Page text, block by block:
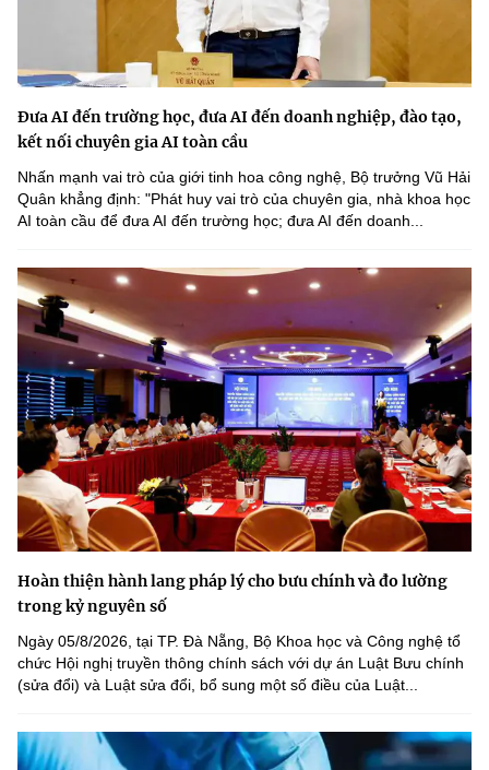
Đưa AI đến trường học, đưa AI đến doanh nghiệp, đào tạo,
kết nối chuyên gia AI toàn cầu
Nhấn mạnh vai trò của giới tinh hoa công nghệ, Bộ trưởng Vũ Hải
Quân khẳng định: "Phát huy vai trò của chuyên gia, nhà khoa học
AI toàn cầu để đưa AI đến trường học; đưa AI đến doanh...
Hoàn thiện hành lang pháp lý cho bưu chính và đo lường
trong kỷ nguyên số
Ngày 05/8/2026, tại TP. Đà Nẵng, Bộ Khoa học và Công nghệ tổ
chức Hội nghị truyền thông chính sách với dự án Luật Bưu chính
(sửa đổi) và Luật sửa đổi, bổ sung một số điều của Luật...